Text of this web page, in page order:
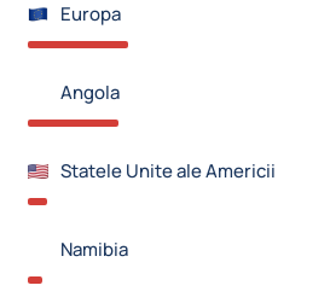
Europa
Angola
Statele Unite ale Americii
Namibia